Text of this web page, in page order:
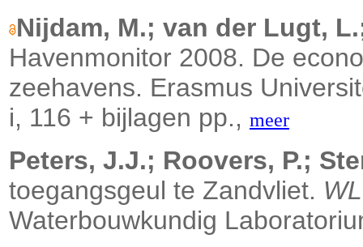
Nijdam, M.; van der Lugt,
Havenmonitor 2008. De
zeehavens. Erasmus
i, 116 + bijlagen pp., meer
Peters, J.J.; Roovers, P.;
toegangsgeul te Zandvliet.
Waterbouwkundig